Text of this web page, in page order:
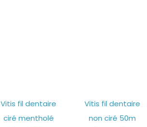
Vitis fil dentaire
ciré mentholé
Vitis fil dentaire
non ciré 50m